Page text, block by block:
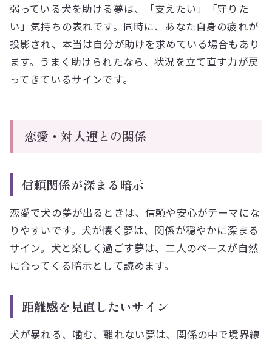
弱っている犬を助ける夢は、「支えたい」「守りた
い」気持ちの表れです。同時に、あなた自身の疲れが
投影され、本当は自分が助けを求めている場合もあり
ます。うまく助けられたなら、状況を立て直す力が戻
ってきているサインです。
恋愛・対人運との関係
信頼関係が深まる暗示
恋愛で犬の夢が出るときは、信頼や安心がテーマにな
りやすいです。犬が懐く夢は、関係が穏やかに深まる
サイン。犬と楽しく過ごす夢は、二人のペースが自然
に合ってくる暗示として読めます。
距離感を見直したいサイン
犬が暴れる、噛む、離れない夢は、関係の中で境界線